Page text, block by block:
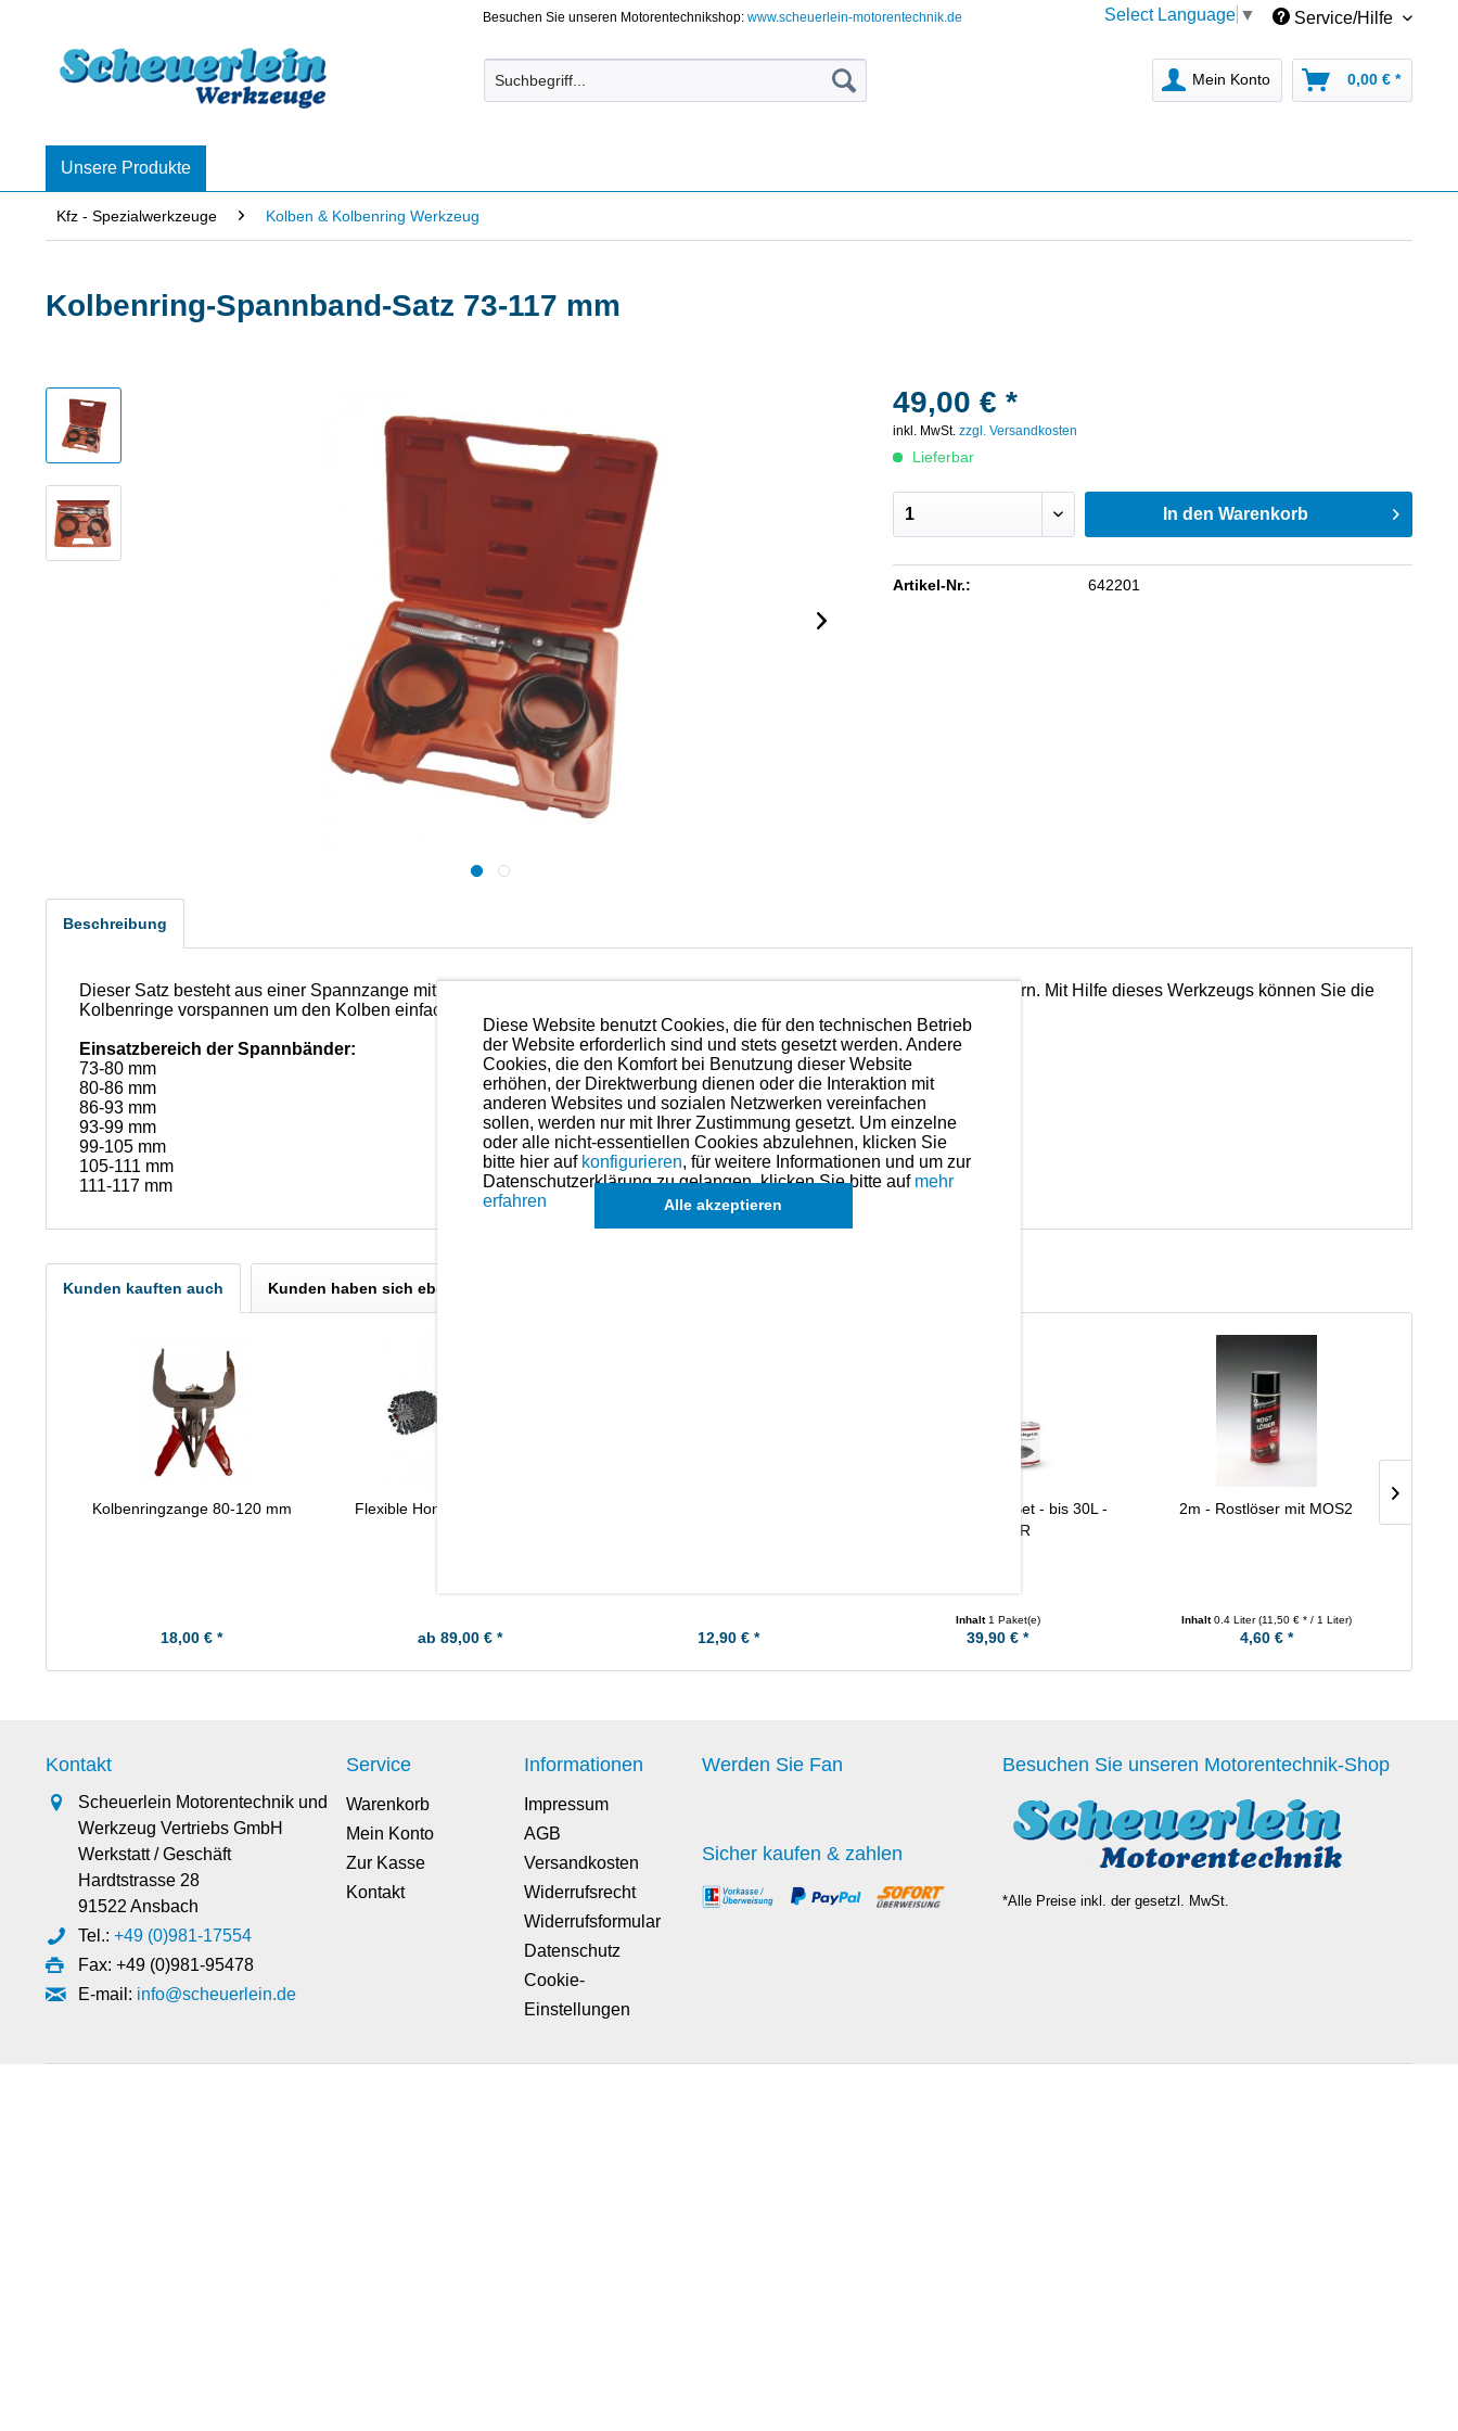
Besuchen Sie unseren Motorentechnikshop:www.scheuerlein-motorentechnik.de Select Language ▼ Service/Hilfe
Mein Konto 0,00 € *
Unsere Produkte
Kfz - Spezialwerkzeuge Kolben & Kolbenring Werkzeug
Kolbenring-Spannband-Satz 73-117 mm
49,00 € *
inkl. MwSt.zzgl. Versandkosten
Lieferbar
In den Warenkorb
Artikel-Nr.: 642201
Beschreibung
Dieser Satz besteht aus einer Spannzange mit selbstfeststellender Ratschenfunktion und 7 auswechselbaren Spannbändern. Mit Hilfe dieses Werkzeugs können Sie die
Kolbenringe vorspannen um den Kolben einfach in den Zylinder einführen zu können.
Einsatzbereich der Spannbänder:
73-80 mm
80-86 mm
86-93 mm
93-99 mm
99-105 mm
105-111 mm
111-117 mm
Kunden kauften auch Kunden haben sich ebenfalls angesehen
Kolbenringzange 80-120 mm
18,00 € *
Flexible Honbürste NW 89 mm
ab 89,00 € * 12,90 € *
Tankversiegelung Set - bis 30L -
WAGNER
Inhalt 1 Paket(e)
39,90 € *
2m - Rostlöser mit MOS2
Inhalt0.4 Liter(11,50 € * / 1 Liter)
4,60 € *
Kontakt
Scheuerlein Motorentechnik und
Werkzeug Vertriebs GmbH
Werkstatt / Geschäft
Hardtstrasse 28
91522 Ansbach
Tel.: +49 (0)981-17554
Fax: +49 (0)981-95478
E-mail: info@scheuerlein.de
Service
Warenkorb
Mein Konto
Zur Kasse
Kontakt
Informationen
Impressum
AGB
Versandkosten
Widerrufsrecht
Widerrufsformular
Datenschutz
Cookie-
Einstellungen
Werden Sie Fan
Sicher kaufen & zahlen
Besuchen Sie unseren Motorentechnik-Shop
*Alle Preise inkl. der gesetzl. MwSt.
Diese Website benutzt Cookies, die für den technischen Betrieb
der Website erforderlich sind und stets gesetzt werden. Andere
Cookies, die den Komfort bei Benutzung dieser Website
erhöhen, der Direktwerbung dienen oder die Interaktion mit
anderen Websites und sozialen Netzwerken vereinfachen
sollen, werden nur mit Ihrer Zustimmung gesetzt. Um einzelne
oder alle nicht-essentiellen Cookies abzulehnen, klicken Sie
bitte hier auf konfigurieren, für weitere Informationen und um zur
Datenschutzerklärung zu gelangen, klicken Sie bitte auf mehr
erfahren
Alle akzeptieren